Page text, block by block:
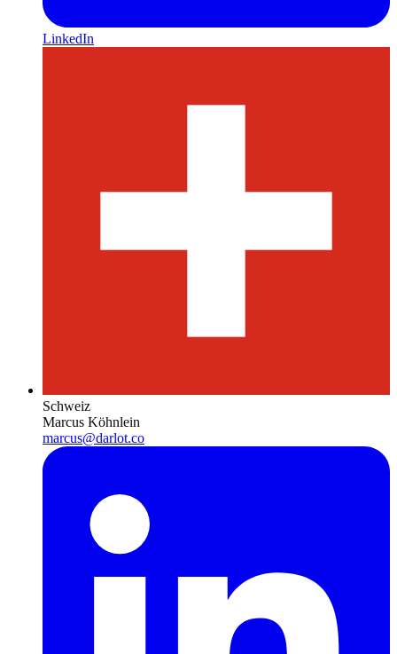
LinkedIn
Schweiz
Marcus Köhnlein
marcus@darlot.co